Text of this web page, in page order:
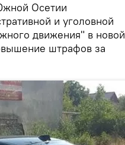
Осетии
и уголовной
движения" в новой
штрафов за